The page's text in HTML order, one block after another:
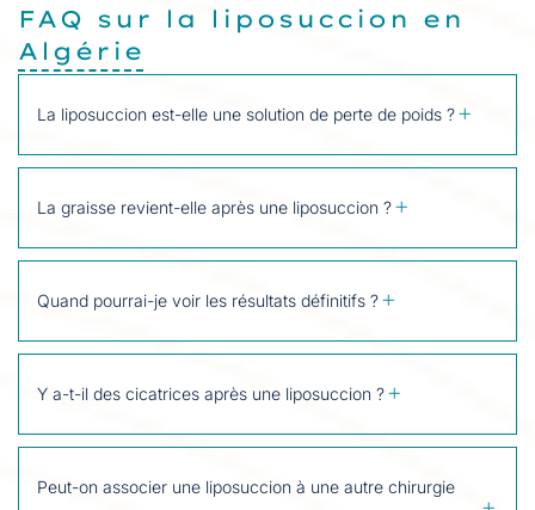
FAQ sur la liposuccion en
Algérie
La liposuccion est-elle une solution de perte de poids ?
La graisse revient-elle après une liposuccion ?
Quand pourrai-je voir les résultats définitifs ?
Y a-t-il des cicatrices après une liposuccion ?
Peut-on associer une liposuccion à une autre chirurgie